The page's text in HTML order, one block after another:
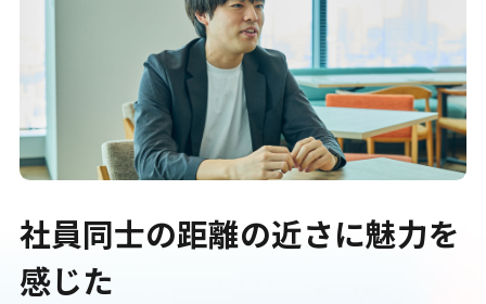
社員同士の距離の近さに魅力を
感じた